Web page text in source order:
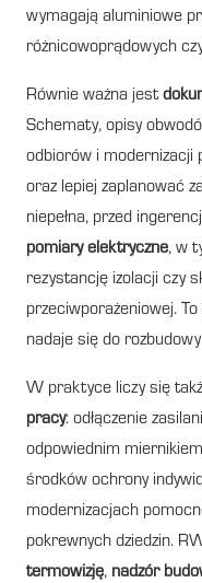
wymagają aluminiowe
różnicowoprądowych
Równie ważna jest
Schematy, opisy
odbiorów i modernizacji
oraz lepiej zaplanować
niepełna, przed
pomiary elektryczne, w
rezystancję izolacji czy
przeciwporażeniowej.
nadaje się do
W praktyce liczy się
pracy: odłączenie
odpowiednim
środków ochrony
modernizacjach
pokrewnych dziedzin.
termowizję, nadzór